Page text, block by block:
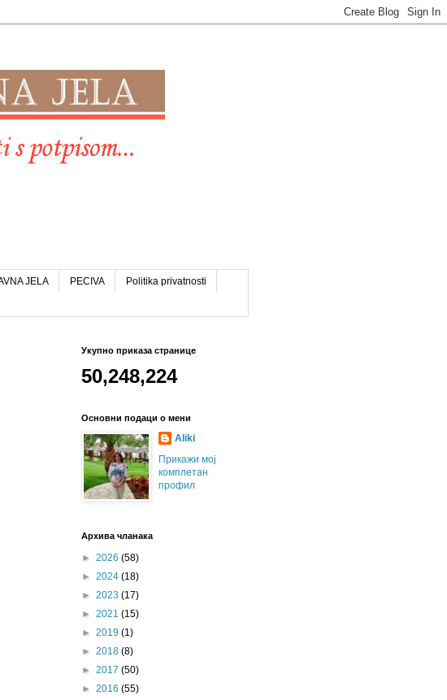
JELA PECIVA Politika privatnosti
Укупно приказа странице
50,248,224
Основни подаци о мени
Aliki
Прикажи мој
комплетан
профил
Архива чланака
► 2026 (58)
► 2024 (18)
► 2023 (17)
► 2021 (15)
► 2019 (1)
► 2018 (8)
► 2017 (50)
► 2016 (55)